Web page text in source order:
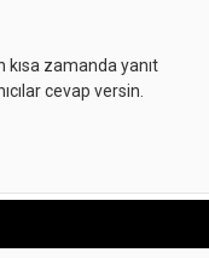
kısa zamanda yanıt
cevap versin.